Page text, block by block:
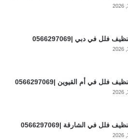
فلل في دبي |0566297069
فلل في أم القيوين |0566297069
فلل في الشارقة |0566297069